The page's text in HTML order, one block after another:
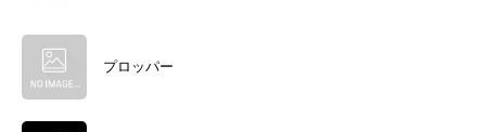
プロッパー